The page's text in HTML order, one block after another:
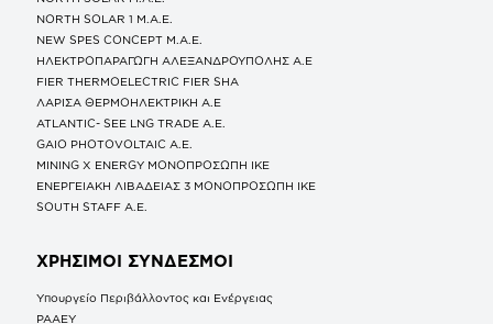
NORTH SOLAR 1 M.Α.Ε.
NEW SPES CONCEPT Μ.Α.Ε.
ΗΛΕΚΤΡΟΠΑΡΑΓΩΓΗ ΑΛΕΞΑΝΔΡΟΥΠΟΛΗΣ A.E
FIER THERMOELECTRIC FIER SHA
ΛΑΡΙΣΑ ΘΕΡΜΟΗΛΕΚΤΡΙΚΗ A.E
ATLANTIC- SEE LNG TRADE A.E.
GAIO PHOTOVOLTAIC Α.Ε.
MINING X ENERGY ΜΟΝΟΠΡΟΣΩΠΗ ΙΚΕ
ΕΝΕΡΓΕΙΑΚΗ ΛΙΒΑΔΕΙΑΣ 3 ΜΟΝΟΠΡΟΣΩΠΗ ΙΚΕ
SOUTH STAFF Α.Ε.
ΧΡΗΣΙΜΟΙ ΣΥΝΔΕΣΜΟΙ
Υπουργείο Περιβάλλοντος και Ενέργειας
ΡΑΑΕΥ